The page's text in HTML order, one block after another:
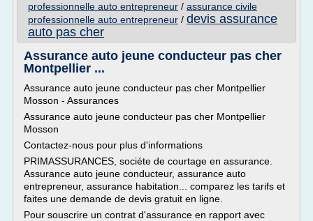
professionnelle auto entrepreneur / assurance civile
professionnelle auto entrepreneur / devis assurance
auto pas cher
Assurance auto jeune conducteur pas cher
Montpellier ...
Assurance auto jeune conducteur pas cher Montpellier
Mosson - Assurances
Assurance auto jeune conducteur pas cher Montpellier
Mosson
Contactez-nous pour plus d'informations
PRIMASSURANCES, sociéte de courtage en assurance.
Assurance auto jeune conducteur, assurance auto
entrepreneur, assurance habitation... comparez les tarifs et
faites une demande de devis gratuit en ligne.
Pour souscrire un contrat d'assurance en rapport avec